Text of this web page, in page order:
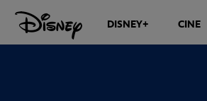
DISNEY+ CINE